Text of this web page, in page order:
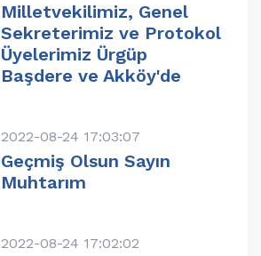
Milletvekilimiz, Genel
Sekreterimiz ve Protokol
Üyelerimiz Ürgüp
Başdere ve Akköy'de
2022-08-24 17:03:07
Geçmiş Olsun Sayın
Muhtarım
2022-08-24 17:02:02